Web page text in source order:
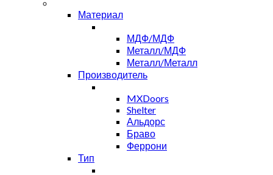
Материал
МДФ/МДФ
Металл/МДФ
Металл/Металл
Производитель
MXDoors
Shelter
Альдорс
Браво
Феррони
Тип